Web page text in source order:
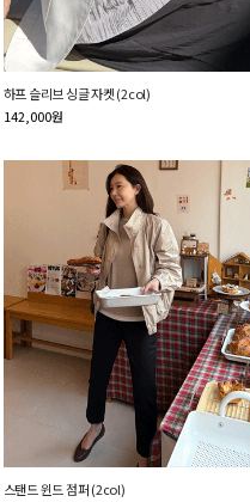
하프 슬리브 싱글 자켓 (2col)
142,000원
스탠드 윈드 점퍼 (2col)